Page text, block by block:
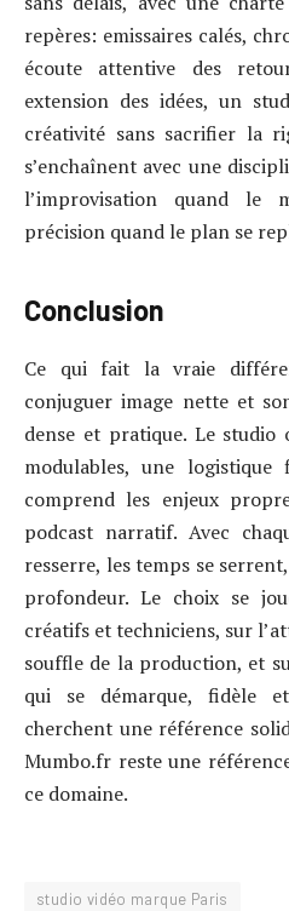
repères: emissaires calés,
écoute attentive des
extension des idées, un
créativité sans sacrifier la
s’enchaînent avec une
l’improvisation quand le
précision quand le plan se
Conclusion
Ce qui fait la vraie
conjuguer image nette et
dense et pratique. Le
modulables, une
comprend les enjeux
podcast narratif. Avec
resserre, les temps se
profondeur. Le choix se
créatifs et techniciens, sur
souffle de la production, et
qui se démarque, fidèle
cherchent une référence
Mumbo.fr reste une
ce domaine.
studio vidéo marque Paris